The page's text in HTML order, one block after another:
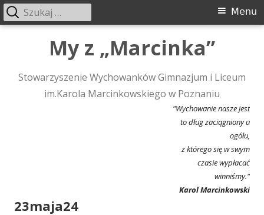
My z „Marcinka”
Stowarzyszenie Wychowanków Gimnazjum i Liceum
im.Karola Marcinkowskiego w Poznaniu
"Wychowanie nasze jest
to dług zaciągniony u
ogółu,
z którego się w swym
czasie wypłacać
winniśmy."
Karol Marcinkowski
Menu
główne
Menu
Szukaj:
23maja24